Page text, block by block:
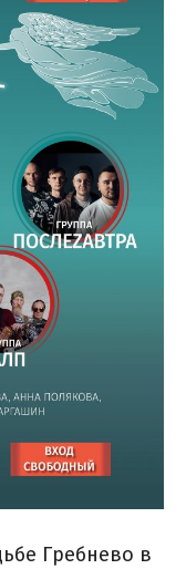
Гребнево в